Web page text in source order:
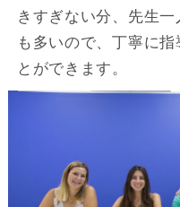
きすぎない分、先生
も多いので、丁寧に
とができます。